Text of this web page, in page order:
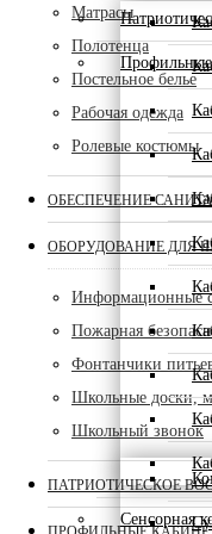
Сенсорная
Матрасы
Полотенца
Постельное белье
Рабочая одежда
Ролевые костюмы
ОБЕСПЕЧЕНИЕ
ОБОРУДОВАНИЕ ДЛЯ
Информационные
Пожарная
Фонтанчики
Школьные доски,
Школьный звонок
ПАТРИОТИЧЕСКОЕ